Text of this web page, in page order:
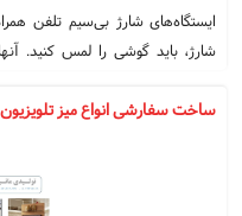
ایستگاه‌های شارژ بی‌سیم تلفن
شارژ، باید گوشی را لمس کنید.
به عنوان انتقال انرژی بی سیم
ندرت در ایستگاه های شارژ عمومی
ساخت سفارشی انواع میز تلویزیون